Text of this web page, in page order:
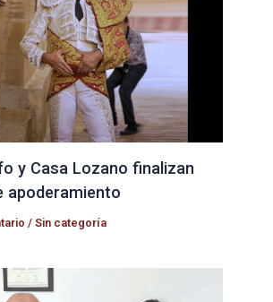
y Casa Lozano finalizan
apoderamiento
/Sin categoría